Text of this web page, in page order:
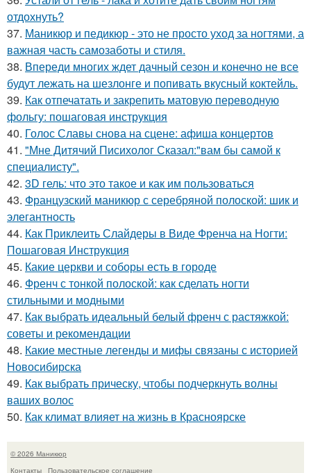
отдохнуть?
37. Маникюр и педикюр - это не просто уход за ногтями, а
важная часть самозаботы и стиля.
38. Впереди многих ждет дачный сезон и конечно не все
будут лежать на шезлонге и попивать вкусный коктейль.
39. Как отпечатать и закрепить матовую переводную
фольгу: пошаговая инструкция
40. Голос Славы снова на сцене: афиша концертов
41. "Мне Дитячий Писихолог Сказал:"вам бы самой к
специалисту".
42. 3D гель: что это такое и как им пользоваться
43. Французский маникюр с серебряной полоской: шик и
элегантность
44. Как Приклеить Слайдеры в Виде Френча на Ногти:
Пошаговая Инструкция
45. Какие церкви и соборы есть в городе
46. Френч с тонкой полоской: как сделать ногти
стильными и модными
47. Как выбрать идеальный белый френч с растяжкой:
советы и рекомендации
48. Какие местные легенды и мифы связаны с историей
Новосибирска
49. Как выбрать прическу, чтобы подчеркнуть волны
ваших волос
50. Как климат влияет на жизнь в Красноярске
© 2026 Маникюр
Контакты
Пользовательское соглашение